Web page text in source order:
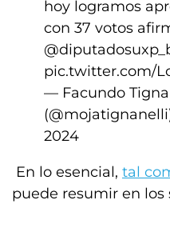
hoy logramos
con 37 votos
pic.twitter.com/
— Facundo
2024
En lo esencial, tal
puede resumir en